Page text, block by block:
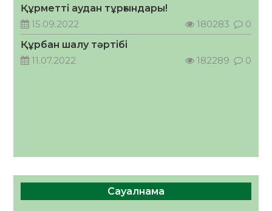
жұмыстарының тиімділігі
06.08.2026
66 0
Құрметті аудан тұрғындары!
15.09.2022
180283
0
Құрбан шалу тәртібі
11.07.2022
182289 0
Сауалнама